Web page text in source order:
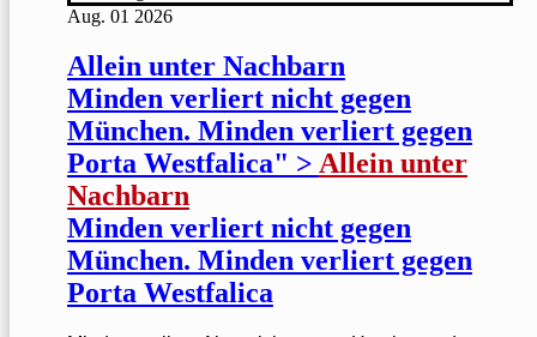
Aug. 01 2026
Allein unter Nachbarn
Minden verliert nicht gegen
München. Minden verliert gegen
Porta Westfalica" > Allein unter
Nachbarn
Minden verliert nicht gegen
München. Minden verliert gegen
Porta Westfalica